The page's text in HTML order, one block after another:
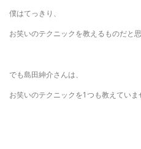
僕はてっきり、
お笑いのテクニックを教えるものだと
でも島田紳介さんは、
お笑いのテクニックを1つも教えていま